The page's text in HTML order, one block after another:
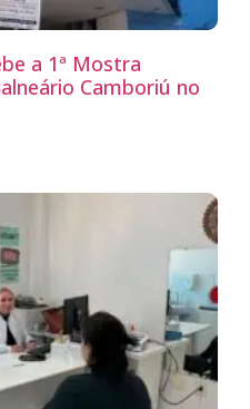
a 1ª Mostra
Camboriú no